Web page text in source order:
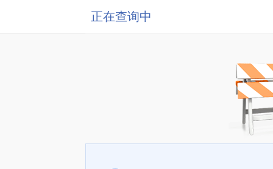
正在查询中